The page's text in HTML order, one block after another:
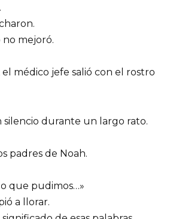
no mejoró.
el médico jefe salió con el rostro
silencio durante un largo rato.
padres de Noah.
que pudimos…»
a llorar.